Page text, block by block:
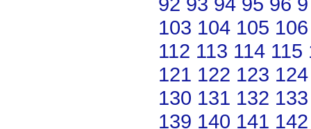
103 104 105 106
112 113 114 115
121 122 123 124
130 131 132 133
139 140 141 142